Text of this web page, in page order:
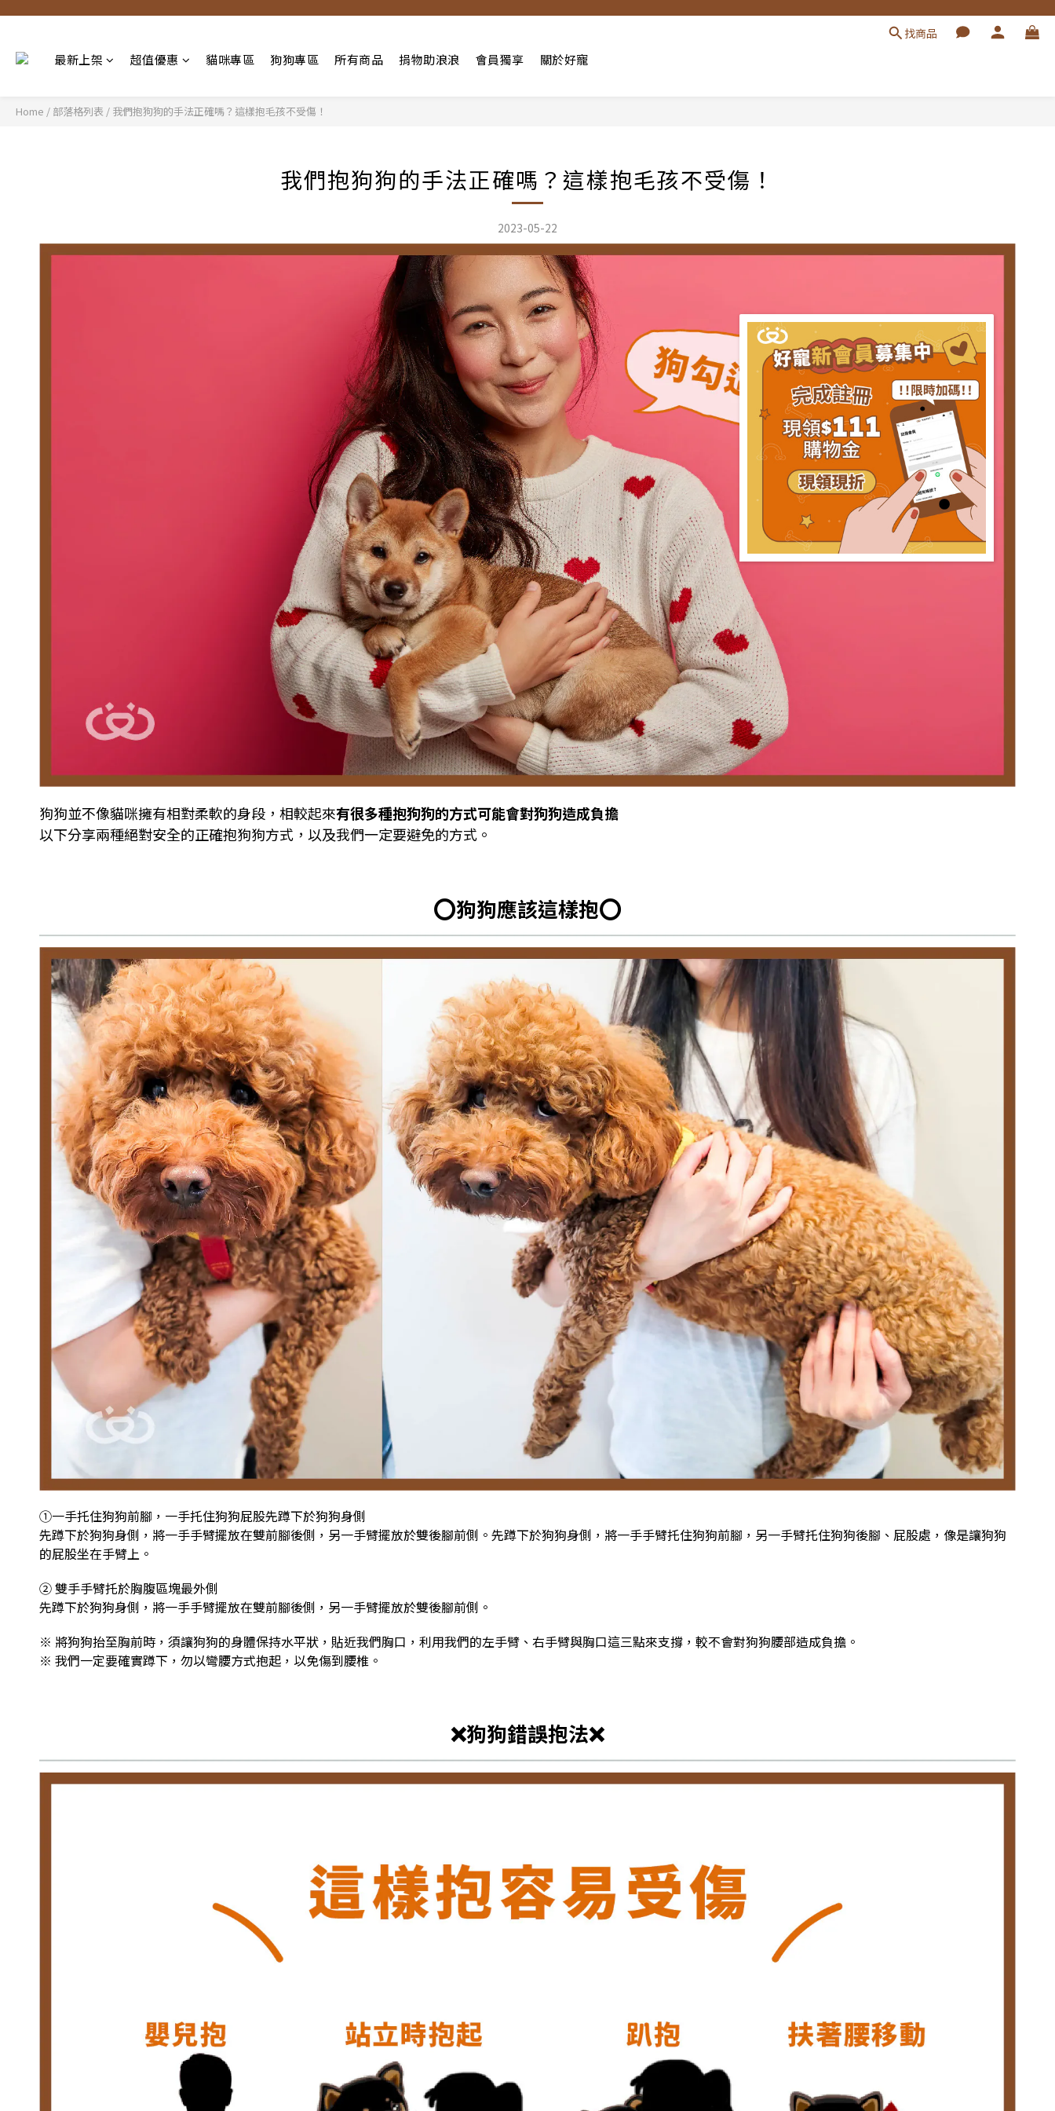
找商品
最新上架 超值優惠 貓咪專區 狗狗專區 所有商品 捐物助浪浪 會員獨享 關於好寵
Home / 部落格列表 / 我們抱狗狗的手法正確嗎？這樣抱毛孩不受傷！
我們抱狗狗的手法正確嗎？這樣抱毛孩不受傷！
2023-05-22
狗狗並不像貓咪擁有相對柔軟的身段，相較起來有很多種抱狗狗的方式可能會對狗狗造成負擔
以下分享兩種絕對安全的正確抱狗狗方式，以及我們一定要避免的方式。
⭕️狗狗應該這樣抱⭕️
①一手托住狗狗前腳，一手托住狗狗屁股先蹲下於狗狗身側
先蹲下於狗狗身側，將一手手臂擺放在雙前腳後側，另一手臂擺放於雙後腳前側。 先蹲下於狗狗身側，將一手手臂托住狗狗前腳，另一手臂托住狗狗後腳、屁股處，像是讓狗狗
的屁股坐在手臂上。
② 雙手手臂托於胸腹區塊最外側
先蹲下於狗狗身側，將一手手臂擺放在雙前腳後側，另一手臂擺放於雙後腳前側。
※ 將狗狗抬至胸前時，須讓狗狗的身體保持水平狀，貼近我們胸口，利用我們的左手臂、右手臂與胸口這三點來支撐，較不會對狗狗腰部造成負擔。
※ 我們一定要確實蹲下，勿以彎腰方式抱起，以免傷到腰椎。
❌狗狗錯誤抱法❌